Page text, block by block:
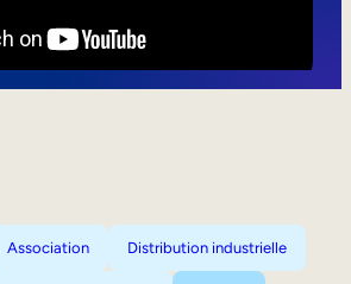
Association Distribution industrielle